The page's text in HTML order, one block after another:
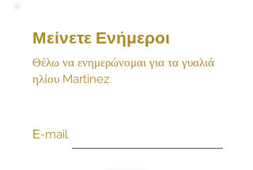
Μείνετε Ενήμεροι
Θέλω να ενημερώνομαι για τα γυαλιά
ηλίου Martinez
Ε-mail